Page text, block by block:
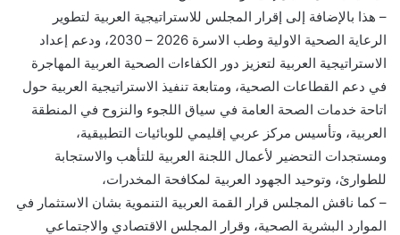
– هذا بالإضافة إلى إقرار المجلس للاستراتيجية العربية لتطوير
الرعاية الصحية الاولية وطب الاسرة 2026 – 2030، ودعم إعداد
الاستراتيجية العربية لتعزيز دور الكفاءات الصحية العربية المهاجرة
في دعم القطاعات الصحية، ومتابعة تنفيذ الاستراتيجية العربية حول
اتاحة خدمات الصحة العامة في سياق اللجوء والنزوح في المنطقة
العربية، وتأسيس مركز عربي إقليمي للوبائيات التطبيقية،
ومستجدات التحضير لأعمال اللجنة العربية للتأهب والاستجابة
للطوارئ، وتوحيد الجهود العربية لمكافحة المخدرات،
– كما ناقش المجلس قرار القمة العربية التنموية بشان الاستثمار في
الموارد البشرية الصحية، وقرار المجلس الاقتصادي والاجتماعي